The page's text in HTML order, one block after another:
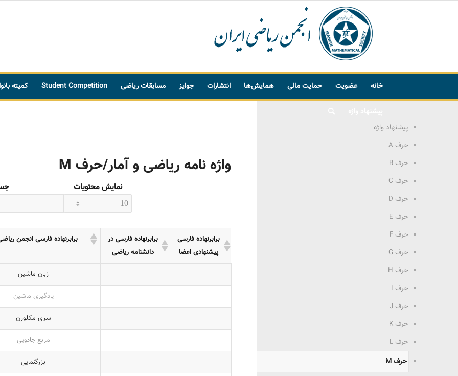
خانه عضویت حمایت مالی همایش‌ها انتشارات جوایز مسابقات ریاضی Student Competition کمیته
واژه نامه ریاضی و آمار/حرف M
نمایش محتویات
برابرنهاده فارسی انجمن
برابرنهاده فارسی در
دانشنامه ریاضی
برابرنهاده فارسی
پیشنهادی اعضا
زبان ماشین
یادگیری ماشین
سری مک‏لورن
مربع جادویی
بزرگنمایی
پیشنهاد واژه
حرف A
حرف B
حرف C
حرف D
حرف E
حرف F
حرف G
حرف H
حرف I
حرف J
حرف K
حرف L
حرف M